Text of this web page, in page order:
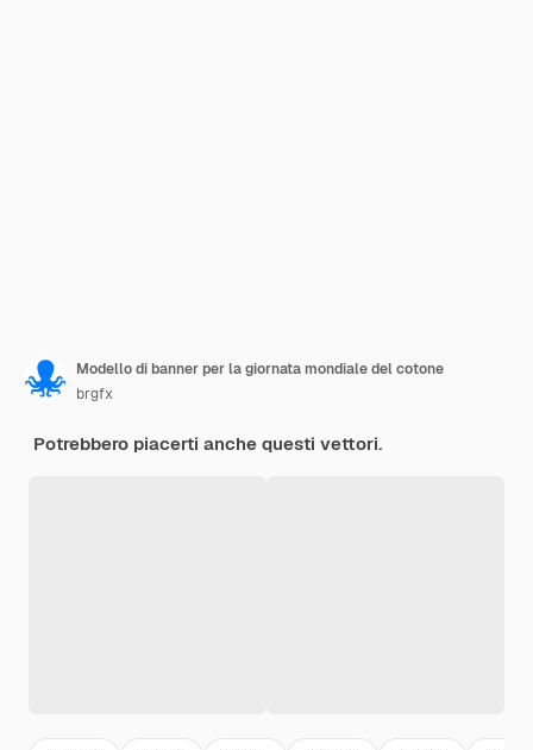
Modello di banner per la giornata mondiale del cotone
brgfx
Potrebbero piacerti anche questi vettori.